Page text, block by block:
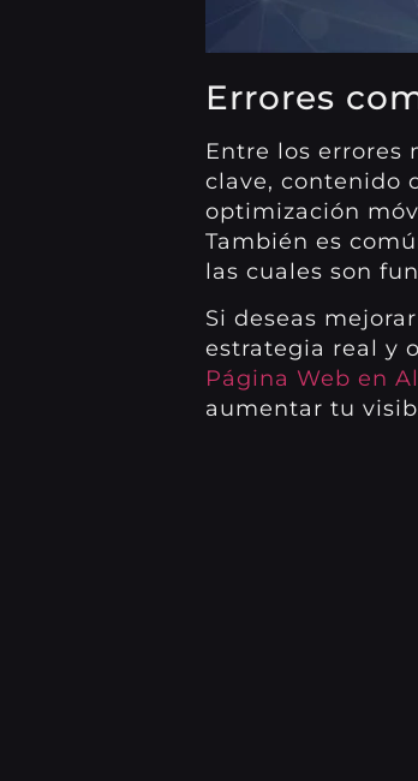
Errores
Entre los errores
clave, contenido
optimización
También es
las cuales son
Si deseas
estrategia real y
Página Web en
aumentar tu